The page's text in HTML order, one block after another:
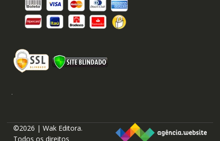
©2026 | Wak Editora.
Todos os direitos